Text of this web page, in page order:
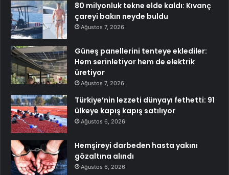
80 milyonluk tekne elde kaldı: Kıvanç
çareyi bakın neyde buldu
Ağustos 7, 2026
Güneş panellerini tenteye eklediler:
Hem serinletiyor hem de elektrik
üretiyor
Ağustos 7, 2026
Türkiye’nin lezzeti dünyayı fethetti: 91
ülkeye kapış kapış satılıyor
Ağustos 6, 2026
Hemşireyi darbeden hasta yakını
gözaltına alındı
Ağustos 6, 2026